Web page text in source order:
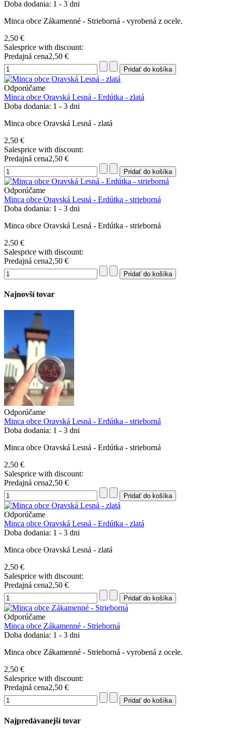
Doba dodania: 1 - 3 dni
Minca obce Zákamenné - Strieborná - vyrobená z ocele.
2,50 €
Salesprice with discount:
Predajná cena2,50 €
Odporúčame
Minca obce Oravská Lesná - Erdútka - zlatá
Doba dodania: 1 - 3 dni
Minca obce Oravská Lesná - zlatá
2,50 €
Salesprice with discount:
Predajná cena2,50 €
Odporúčame
Minca obce Oravská Lesná - Erdútka - strieborná
Doba dodania: 1 - 3 dni
Minca obce Oravská Lesná - Erdútka - strieborná
2,50 €
Salesprice with discount:
Predajná cena2,50 €
Najnovší tovar
Odporúčame
Minca obce Oravská Lesná - Erdútka - strieborná
Doba dodania: 1 - 3 dni
Minca obce Oravská Lesná - Erdútka - strieborná
2,50 €
Salesprice with discount:
Predajná cena2,50 €
Odporúčame
Minca obce Oravská Lesná - Erdútka - zlatá
Doba dodania: 1 - 3 dni
Minca obce Oravská Lesná - zlatá
2,50 €
Salesprice with discount:
Predajná cena2,50 €
Odporúčame
Minca obce Zákamenné - Strieborná
Doba dodania: 1 - 3 dni
Minca obce Zákamenné - Strieborná - vyrobená z ocele.
2,50 €
Salesprice with discount:
Predajná cena2,50 €
Najpredávanejší tovar